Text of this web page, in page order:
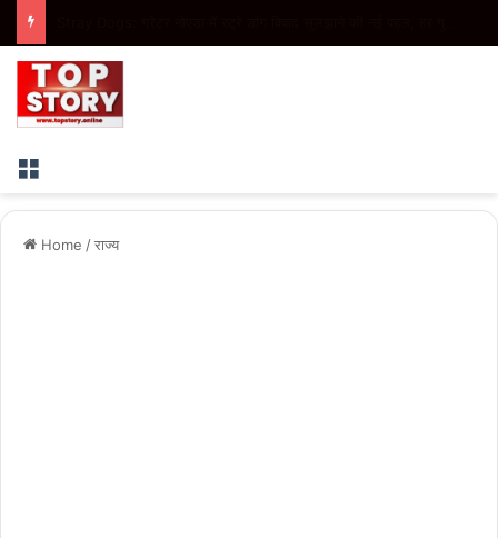
Menu
Home /राज्य